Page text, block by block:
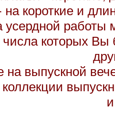
на короткие и
усердной
которых Вы
на выпускной